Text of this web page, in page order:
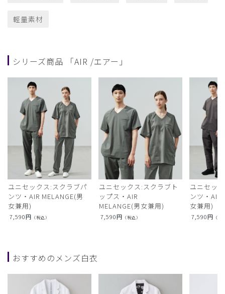
軽量素材
シリーズ商品 「AIR /エアー」
ユニセックス:スクラブパ
ンツ・AIR MELANGE(男
女兼用)
7,590円 （税込）
ユニセックス:スクラブト
ップス・AIR
MELANGE(男女兼用)
7,590円 （税込）
ユニセッ
ンツ・AIR
女兼用)
7,590円 （税
おすすめのメンズ白衣